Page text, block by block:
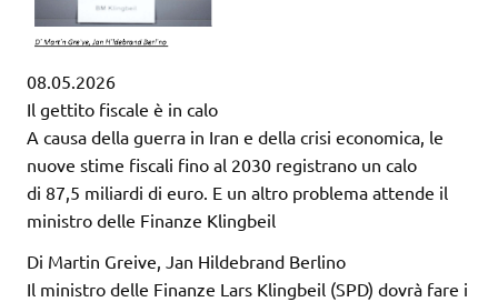
08.05.2026
Il gettito fiscale è in calo
A causa della guerra in Iran e della crisi economica, le
nuove stime fiscali fino al 2030 registrano un calo
di 87,5 miliardi di euro. E un altro problema attende il
ministro delle Finanze Klingbeil
Di Martin Greive, Jan Hildebrand Berlino
Il ministro delle Finanze Lars Klingbeil (SPD) dovrà fare i